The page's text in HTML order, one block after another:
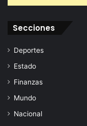
Secciones
Deportes
Estado
Finanzas
Mundo
Nacional